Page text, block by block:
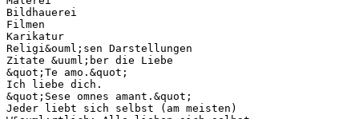
Bildhauerei
Filmen
Karikatur
Religi&ouml;sen Darstellungen
Zitate &uuml;ber die Liebe
&quot;Te amo.&quot;
Ich liebe dich.
&quot;Sese omnes amant.&quot;
Jeder liebt sich selbst (am meisten)